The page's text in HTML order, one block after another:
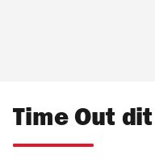
Time Out dit